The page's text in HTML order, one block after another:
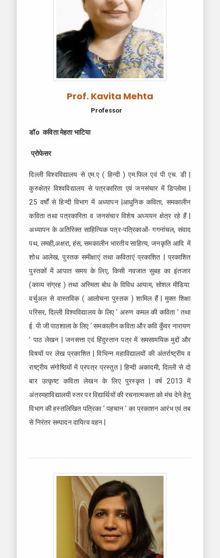
Prof. Kavita Mehta
Professor
डॉoकविता मेहता भाटिया
प्रोफेसर
दिल्ली विश्वविद्यालय से एम.ए ( हिन्दी ) एम.फिल एवं पी एच. डी |
कुरुक्षेत्र विश्वविद्यालय से पत्रकारिता एवं जनसंचार में डिप्लोमा |
25 वर्षों से हिन्दी विभाग में अध्यापन |आधुनिक कविता, समकालीन
कविता तथा पत्रकारिता व जनसंचार विशेष अध्ययन क्षेत्र रहे हैं |
अध्यापन के अतिरिक्त साहित्यिक पत्र-पत्रिकाओं- गगनांचल, संवाद
पथ, लमही,अक्षरा, हंस, समकालीन भारतीय साहित्य, जनकृति आदि में
शोध आलेख, पुस्तक समीक्षाएं तथा कविताएं प्रकाशित | प्रकाशित
पुस्तकों में आपात समय के लिए, किसी नवजात सुबह का इंतजार
(काव्य संग्रह ) तथा अस्मिता बोध के विविध आयाम, सोशल मीडिया:
वर्चुअल से वास्तविक ( आलोचना पुस्तक ) शामिल हैं | मुक्त शिक्षा
परिसर, दिल्ली विश्वविद्यालय के लिए ‘ अरुण कमल की कविता ’ तथा
ई. पी जी पाठशाला के लिए ‘ समकालीन कविता और कवि कुँवर नारायण
’ पाठ लेखन | जनसत्ता एवं हिंदुस्तान पत्र में समसामयिक मुद्दों और
विषयों पर लेख प्रकाशित | विभिन्न महाविद्यालयों की अंतर्राष्ट्रीय व
राष्ट्रीय संगोष्ठियों में प्रपत्र प्रस्तुत | हिन्दी अकादमी, दिल्ली से दो
बार उत्कृष्ट कविता लेखन के लिए पुरस्कृत | वर्ष 2013 में
अंतरमहाविद्यालयी स्तर पर विद्यार्थियों की रचनात्मकता को मंच देने हेतु
विभाग की हस्तलिखित पत्रिका ‘ पहचान ’ का प्रकाशन आरंभ एवं तब
से निरंतर सम्पादन दायित्व वहन |